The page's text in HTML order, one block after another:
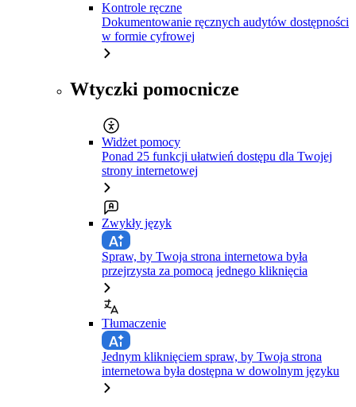
Kontrole ręczne
Dokumentowanie ręcznych audytów dostępności
w formie cyfrowej
Wtyczki pomocnicze
Widżet pomocy
Ponad 25 funkcji ułatwień dostępu dla Twojej
strony internetowej
Zwykły język
Spraw, by Twoja strona internetowa była
przejrzysta za pomocą jednego kliknięcia
Tłumaczenie
Jednym kliknięciem spraw, by Twoja strona
internetowa była dostępna w dowolnym języku